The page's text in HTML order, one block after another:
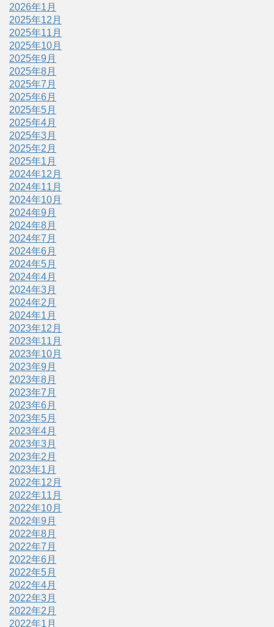
2026年1月
2025年12月
2025年11月
2025年10月
2025年9月
2025年8月
2025年7月
2025年6月
2025年5月
2025年4月
2025年3月
2025年2月
2025年1月
2024年12月
2024年11月
2024年10月
2024年9月
2024年8月
2024年7月
2024年6月
2024年5月
2024年4月
2024年3月
2024年2月
2024年1月
2023年12月
2023年11月
2023年10月
2023年9月
2023年8月
2023年7月
2023年6月
2023年5月
2023年4月
2023年3月
2023年2月
2023年1月
2022年12月
2022年11月
2022年10月
2022年9月
2022年8月
2022年7月
2022年6月
2022年5月
2022年4月
2022年3月
2022年2月
2022年1月